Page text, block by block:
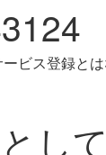
ビス登録と
し